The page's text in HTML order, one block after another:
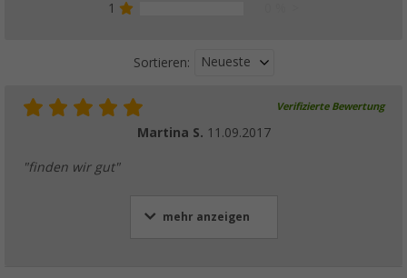
1
Sortieren: Neueste
Verifizierte Bewertung
Martina S. 11.09.2017
"finden wir gut"
mehr anzeigen